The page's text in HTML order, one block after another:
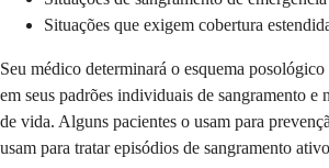
Situações que exigem cobertura
Seu médico determinará o esquema
em seus padrões individuais de sangramento e
de vida. Alguns pacientes o usam para
usam para tratar episódios de sangramento